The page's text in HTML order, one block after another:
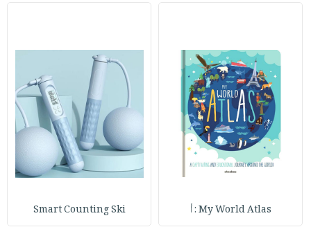
My World Atlas : أ Smart Counting Ski